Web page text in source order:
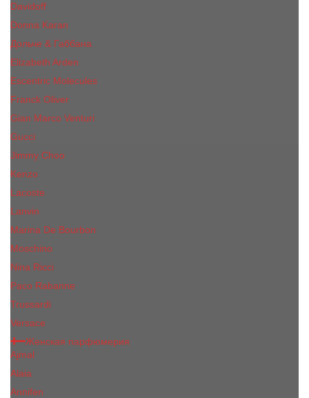
Davidoff
Donna Karan
Дольче & Габбана
Elizabeth Arden
Escentric Molecules
Franck Oliver
Gian Marco Venturi
Gucci
Jimmy Choo
Kenzo
Lacoste
Lanvin
Marina De Bourbon
Moschino
Nina Ricci
Paco Rabanne
Trussardi
Versace
Женская парфюмерия
Ajmal
Alaia
Annifen